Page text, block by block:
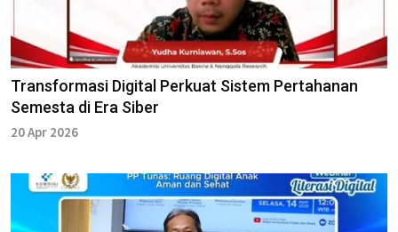
Transformasi Digital Perkuat Sistem Pertahanan
Semesta di Era Siber
20 Apr 2026